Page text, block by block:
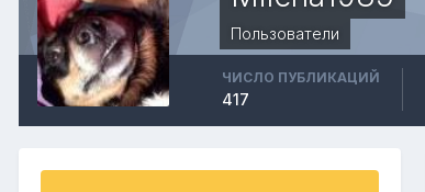
Пользователи
ЧИСЛО ПУБЛИКАЦИЙ
417